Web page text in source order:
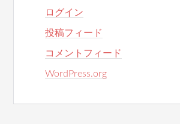
ログイン
投稿フィード
コメントフィード
WordPress.org